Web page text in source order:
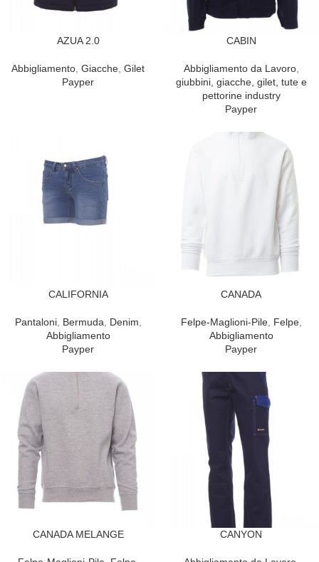
AZUA 2.0
Abbigliamento Giacche Gilet
Payper
CABIN
Abbigliamento da Lavoro,
giubbini, giacche, gilet, tute e
pettorine industry
Payper
CALIFORNIA
Pantaloni, Bermuda Denim
Abbigliamento
Payper
CANADA
Felpe-Maglioni-Pile, Felpe,
Abbigliamento
Payper
CANADA MELANGE CANYON